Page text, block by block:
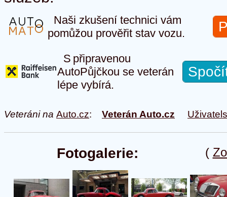
Naši zkušení technici vám
pomůžou prověřit stav vozu.
S připravenou
AutoPůjčkou se veterán
lépe vybírá.
Veteráni na Auto.cz: Veterán Auto.cz
(
Fotogalerie: